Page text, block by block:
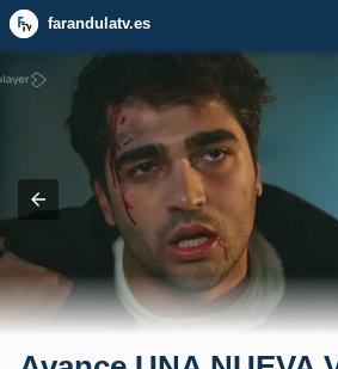
farandulatv.es